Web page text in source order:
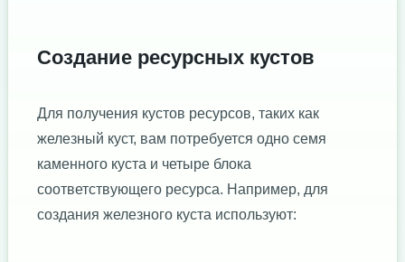
Создание ресурсных кустов
Для получения кустов ресурсов, таких как
железный куст, вам потребуется одно семя
каменного куста и четыре блока
соответствующего ресурса. Например, для
создания железного куста используют: